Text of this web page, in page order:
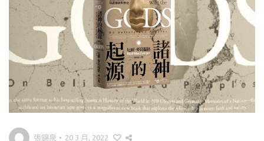
張錦泉 • 20 3 月, 2022